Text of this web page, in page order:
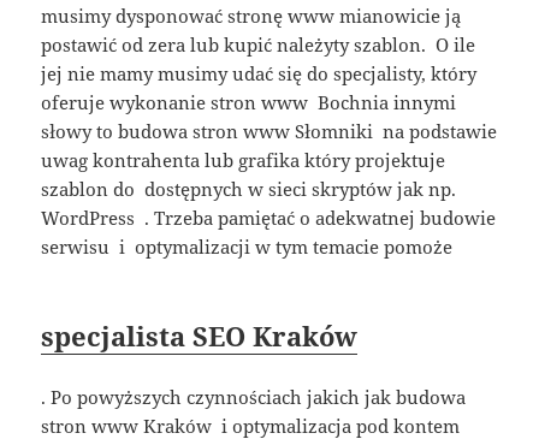
musimy dysponować stronę www mianowicie ją
postawić od zera lub kupić należyty szablon. O ile
jej nie mamy musimy udać się do specjalisty, który
oferuje wykonanie stron www Bochnia innymi
słowy to budowa stron www Słomniki na podstawie
uwag kontrahenta lub grafika który projektuje
szablon do dostępnych w sieci skryptów jak np.
WordPress . Trzeba pamiętać o adekwatnej budowie
serwisu i optymalizacji w tym temacie pomoże
specjalista SEO Kraków
. Po powyższych czynnościach jakich jak budowa
stron www Kraków i optymalizacja pod kontem